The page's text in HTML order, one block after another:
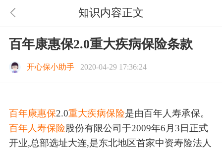
知识内容正文
百年康惠保2.0重大疾病保险条款
开心保小助手 2020-04-29 17:36:24
百年康惠保2.0重大疾病保险是由百年人寿承保。
百年人寿保险股份有限公司于2009年6月3日正式
开业,总部选址大连,是东北地区首家中资寿险法人